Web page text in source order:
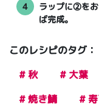
4
ラップに②を
ば完成。
このレシピのタグ：
# 秋
# 大葉
# 焼き鯖
#